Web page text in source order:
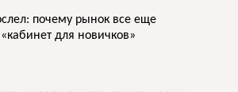
почему рынок все еще
для новичков»